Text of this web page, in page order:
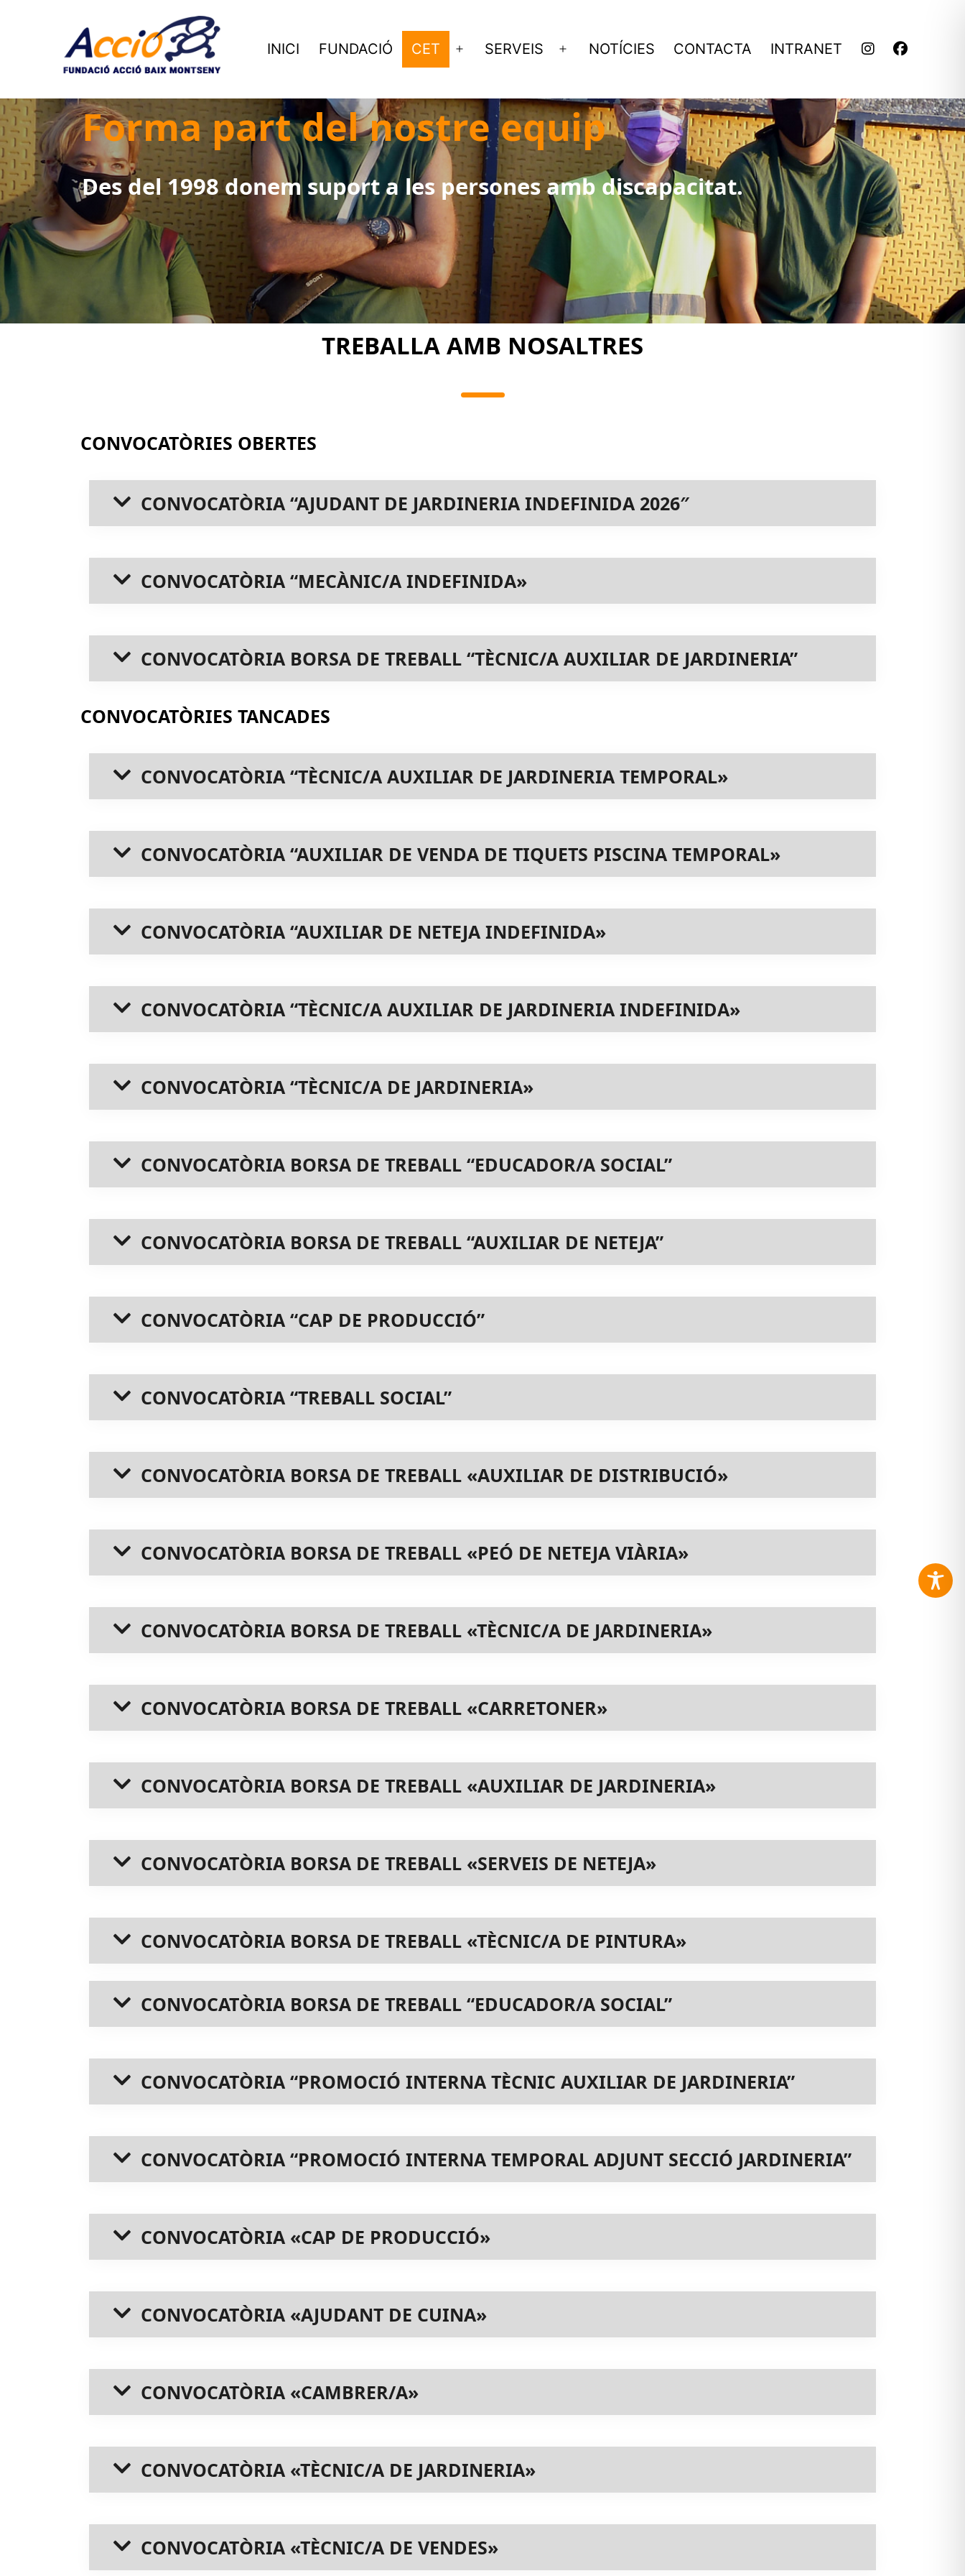
Fundació
Acció
Baix
Montseny
INICI FUNDACIÓ CET
Obre
menú
SERVEIS
Obre
menú
NOTÍCIES CONTACTA INTRANET
Forma part del nostre equip
Des del 1998 donem suport a les persones amb discapacitat.
TREBALLA AMB NOSALTRES
CONVOCATÒRIES OBERTES
CONVOCATÒRIA “AJUDANT DE JARDINERIA INDEFINIDA 2026″
CONVOCATÒRIA “MECÀNIC/A INDEFINIDA»
CONVOCATÒRIA BORSA DE TREBALL “TÈCNIC/A AUXILIAR DE JARDINERIA”
CONVOCATÒRIES TANCADES
CONVOCATÒRIA “TÈCNIC/A AUXILIAR DE JARDINERIA TEMPORAL»
CONVOCATÒRIA “AUXILIAR DE VENDA DE TIQUETS PISCINA TEMPORAL»
CONVOCATÒRIA “AUXILIAR DE NETEJA INDEFINIDA»
CONVOCATÒRIA “TÈCNIC/A AUXILIAR DE JARDINERIA INDEFINIDA»
CONVOCATÒRIA “TÈCNIC/A DE JARDINERIA»
CONVOCATÒRIA BORSA DE TREBALL “EDUCADOR/A SOCIAL”
CONVOCATÒRIA BORSA DE TREBALL “AUXILIAR DE NETEJA”
CONVOCATÒRIA “CAP DE PRODUCCIÓ”
CONVOCATÒRIA “TREBALL SOCIAL”
CONVOCATÒRIA BORSA DE TREBALL «AUXILIAR DE DISTRIBUCIÓ»
CONVOCATÒRIA BORSA DE TREBALL «PEÓ DE NETEJA VIÀRIA»
CONVOCATÒRIA BORSA DE TREBALL «TÈCNIC/A DE JARDINERIA»
CONVOCATÒRIA BORSA DE TREBALL «CARRETONER»
CONVOCATÒRIA BORSA DE TREBALL «AUXILIAR DE JARDINERIA»
CONVOCATÒRIA BORSA DE TREBALL «SERVEIS DE NETEJA»
CONVOCATÒRIA BORSA DE TREBALL «TÈCNIC/A DE PINTURA»
CONVOCATÒRIA BORSA DE TREBALL “EDUCADOR/A SOCIAL”
CONVOCATÒRIA “PROMOCIÓ INTERNA TÈCNIC AUXILIAR DE JARDINERIA”
CONVOCATÒRIA “PROMOCIÓ INTERNA TEMPORAL ADJUNT SECCIÓ JARDINERIA”
CONVOCATÒRIA «CAP DE PRODUCCIÓ»
CONVOCATÒRIA «AJUDANT DE CUINA»
CONVOCATÒRIA «CAMBRER/A»
CONVOCATÒRIA «TÈCNIC/A DE JARDINERIA»
CONVOCATÒRIA «TÈCNIC/A DE VENDES»